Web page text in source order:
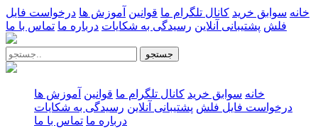
خانه سوابق خرید کانال تلگرام ما قوانین آموزش ها درخواست فایل
فلش پشتیبانی آنلاین رسیدگی به شکایات درباره ما تماس با ما
جستجو
خانه سوابق خرید کانال تلگرام ما قوانین آموزش ها
درخواست فایل فلش پشتیبانی آنلاین رسیدگی به شکایات
درباره ما تماس با ما